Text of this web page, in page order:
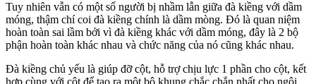
Tuy nhiên vẫn có một số người bị nhầm lẫn giữa đà kiềng với dầm
móng, thậm chí coi đà kiềng chính là dầm mòng. Đó là quan niệm
hoàn toàn sai lầm bởi vì đà kiềng khác với dầm móng, đây là 2 bộ
phận hoàn toàn khác nhau và chức năng của nó cũng khác nhau.
Đà kiềng chủ yếu là giúp đỡ cột, hỗ trợ chịu lực 1 phần cho cột, kết
hợp cùng với cột để tạo ra một bộ khung chắc chắn nhất cho ngôi